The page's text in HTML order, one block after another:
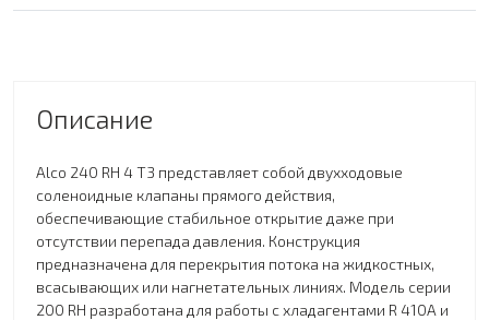
Описание
Alco 240 RH 4 T3 представляет собой двухходовые
соленоидные клапаны прямого действия,
обеспечивающие стабильное открытие даже при
отсутствии перепада давления. Конструкция
предназначена для перекрытия потока на жидкостных,
всасывающих или нагнетательных линиях. Модель серии
200 RH разработана для работы с хладагентами R 410A и